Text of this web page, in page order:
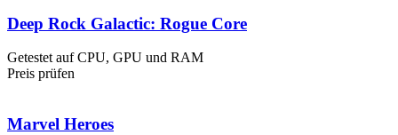
Deep Rock Galactic: Rogue Core
Getestet auf CPU, GPU und RAM
Preis prüfen
Marvel Heroes